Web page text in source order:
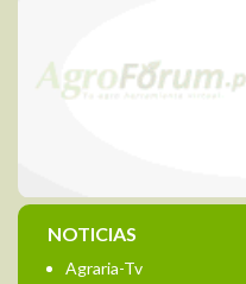
NOTICIAS
Agraria-Tv